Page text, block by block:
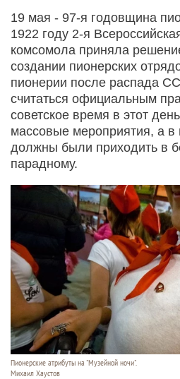
19 мая - 97-я годовщина
1922 году 2-я
комсомола приняла
создании пионерских
пионерии после распада
считаться официальным
советское время в этот
массовые мероприятия, а
должны были приходить в
парадному.
Пионерские атрибуты на "Музейной ночи".
Михаил Хаустов